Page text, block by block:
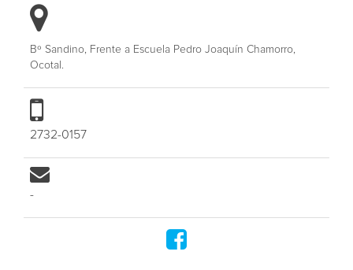
Bº Sandino, Frente a Escuela Pedro Joaquín Chamorro,
Ocotal.
2732-0157
-